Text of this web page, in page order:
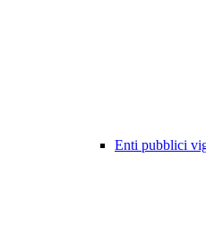
Enti pubblici